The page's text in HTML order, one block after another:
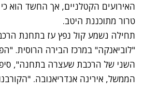
האירועים הקטלניים, אך החשד הוא
טרור מתוכננת היטב.
תחילה נשמע קול נפץ עז בתחנת
"לוביאנקה" במרכז הבירה הרוסית.
השני של הרכבת שעצרה בתחנה",
הממשל, אירינה אנדריאנובה.